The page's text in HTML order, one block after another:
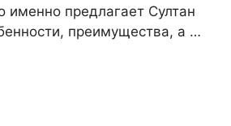
именно предлагает Султан
преимущества, а …